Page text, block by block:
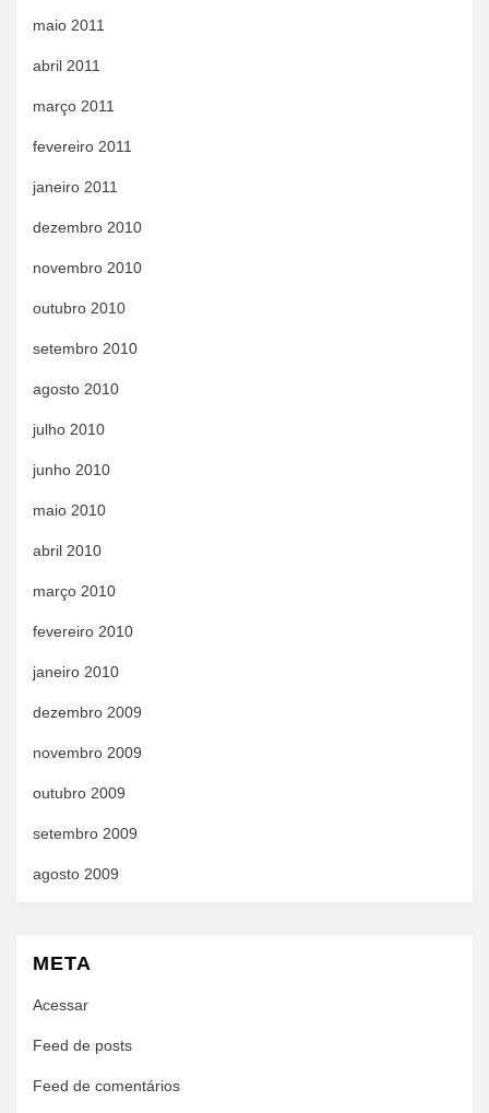
maio 2011
abril 2011
março 2011
fevereiro 2011
janeiro 2011
dezembro 2010
novembro 2010
outubro 2010
setembro 2010
agosto 2010
julho 2010
junho 2010
maio 2010
abril 2010
março 2010
fevereiro 2010
janeiro 2010
dezembro 2009
novembro 2009
outubro 2009
setembro 2009
agosto 2009
META
Acessar
Feed de posts
Feed de comentários